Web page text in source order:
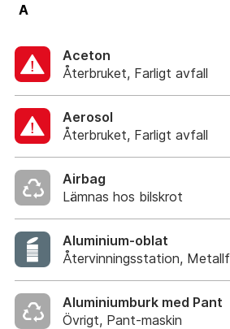
A
Aceton
Återbruket, Farligt avfall
Aerosol
Återbruket, Farligt avfall
Airbag
Lämnas hos bilskrot
Aluminium-oblat
Återvinningsstation,
Aluminiumburk med Pant
Övrigt, Pant-maskin